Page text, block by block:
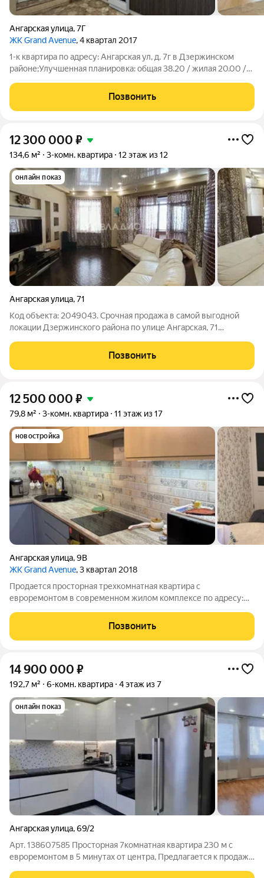
Ангарская улица,7Г
ЖК Grand Avenue, 4 квартал 2017
1-к квартира по адресу: Ангарская ул, д. 7г в Дзержинском
районе;Улучшенная планировка: общая 38.20 / жилая 20.00 /
современный ремонт. Натяжные потолки. Пластиковые окна.
На полу ламинат.
Позвонить
12 300 000 ₽
134,6 м² 3-комн. квартира 12 этаж из 12
онлайн показ
Ангарская улица,71
Код объекта: 2049043. Срочная продажа в самой выгодной
локации Дзержинского района по улице Ангарская, 71
улучшенной планировкой. Площадь квартиры 134,6 кв. м,
жилая площадь 63,9 кв. м, комнаты
Позвонить
12 500 000 ₽
79,8 м² 3-комн. квартира 11 этаж из 17
новостройка
Ангарская улица,9В
ЖК Grand Avenue, 3 квартал 2018
Продается просторная трехкомнатная квартира с
евроремонтом в современном жилом комплексе по адресу:
составляет 79.8 кв. м, жилая площадь 47 кв. м, а кухня 12 кв. м.
Квартира расположена на 11
Позвонить
14 900 000 ₽
192,7 м² 6-комн. квартира 4 этаж из 7
онлайн показ
Ангарская улица,69/2
Арт. 138607585 Просторная 7комнатная квартира 230 м с
евроремонтом в 5 минутах от центра, Предлагается к продаже